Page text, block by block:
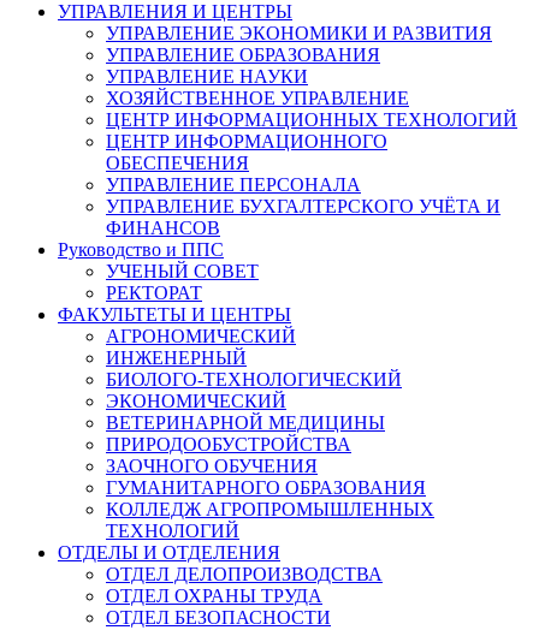
УПРАВЛЕНИЯ И ЦЕНТРЫ
УПРАВЛЕНИЕ ЭКОНОМИКИ И РАЗВИТИЯ
УПРАВЛЕНИЕ ОБРАЗОВАНИЯ
УПРАВЛЕНИЕ НАУКИ
ХОЗЯЙСТВЕННОЕ УПРАВЛЕНИЕ
ЦЕНТР ИНФОРМАЦИОННЫХ ТЕХНОЛОГИЙ
ЦЕНТР ИНФОРМАЦИОННОГО
ОБЕСПЕЧЕНИЯ
УПРАВЛЕНИЕ ПЕРСОНАЛА
УПРАВЛЕНИЕ БУХГАЛТЕРСКОГО УЧЁТА И
ФИНАНСОВ
Руководство и ППС
УЧЕНЫЙ СОВЕТ
РЕКТОРАТ
ФАКУЛЬТЕТЫ И ЦЕНТРЫ
АГРОНОМИЧЕСКИЙ
ИНЖЕНЕРНЫЙ
БИОЛОГО-ТЕХНОЛОГИЧЕСКИЙ
ЭКОНОМИЧЕСКИЙ
ВЕТЕРИНАРНОЙ МЕДИЦИНЫ
ПРИРОДООБУСТРОЙСТВА
ЗАОЧНОГО ОБУЧЕНИЯ
ГУМАНИТАРНОГО ОБРАЗОВАНИЯ
КОЛЛЕДЖ АГРОПРОМЫШЛЕННЫХ
ТЕХНОЛОГИЙ
ОТДЕЛЫ И ОТДЕЛЕНИЯ
ОТДЕЛ ДЕЛОПРОИЗВОДСТВА
ОТДЕЛ ОХРАНЫ ТРУДА
ОТДЕЛ БЕЗОПАСНОСТИ